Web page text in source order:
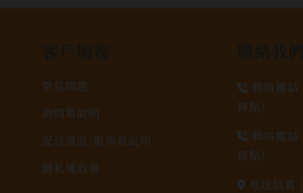
常見問題
詢問單說明
配送資訊/退換貨說明
隱私權政策
聯絡電話 |
據點)
聯絡電話 |
據點)
地址位置 |